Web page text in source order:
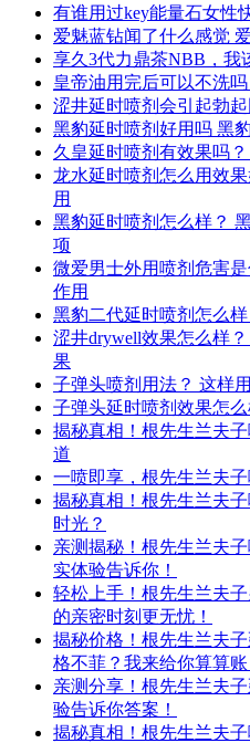
有谁用过key能量石女性
爱魅蓝钻闻了什么感觉
享久3代力鼎茶NBB，我
皇帝油用完后可以不洗
涩井延时喷剂会引起勃
黑豹延时喷剂好用吗 黑
久皇延时喷剂有效果吗
龙水延时喷剂怎么用效
用
黑豹延时喷剂怎么样？
项
微爱男士外用喷剂危害
作用
黑豹二代延时喷剂怎么
涩井drywell效果怎么样
果
子弹头喷剂用法？ 这样
子弹头延时喷剂效果怎
揭秘真相！根先生兰夫
道
一喷即享，根先生兰夫
揭秘真相！根先生兰夫
时光？
亲测揭秘！根先生兰夫
实体验告诉你！
轻松上手！根先生兰夫
的亲密时刻更无忧！
揭秘价格！根先生兰夫
格不菲？我来给你算算账
亲测分享！根先生兰夫
验告诉你答案！
揭秘真相！根先生兰夫